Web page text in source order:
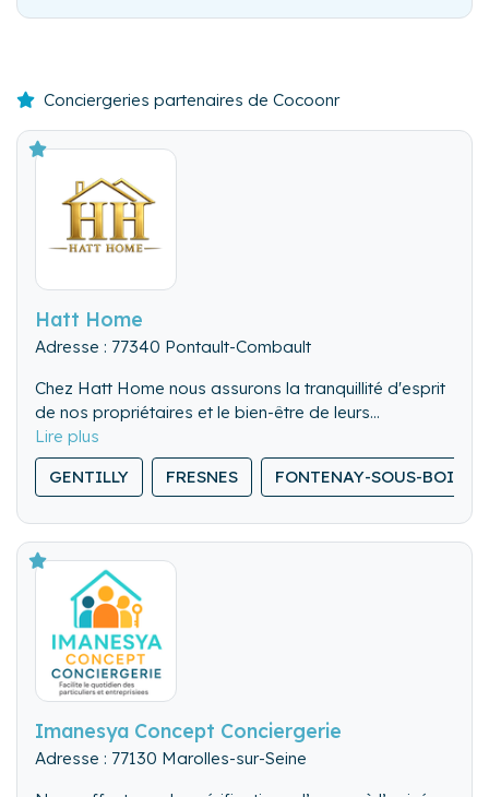
Conciergeries partenaires de Cocoonr
Hatt Home
Adresse : 77340 Pontault-Combault
Chez Hatt Home nous assurons la tranquillité d'esprit
de nos propriétaires et le bien-être de leurs
locataires, en offrant un service sur mesure et de
qualité, pour l'entretien et l'intendance de leur
résidence secondaire.
GENTILLY FRESNES FONTENAY-SOUS-BOIS
Imanesya Concept Conciergerie
Adresse : 77130 Marolles-sur-Seine